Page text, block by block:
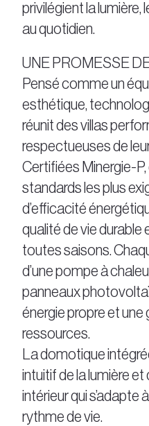
privilégient la
au quotidien.
UNE PROMESSE
Pensé comme un
esthétique,
réunit des villas
respectueuses de
Certifiées Minergie-
standards les plus
d’efficacité
qualité de vie
toutes saisons.
d’une pompe à
panneaux
énergie propre et
ressources.
La domotique
intuitif de la lumière et
intérieur qui s’adapte
rythme de vie.